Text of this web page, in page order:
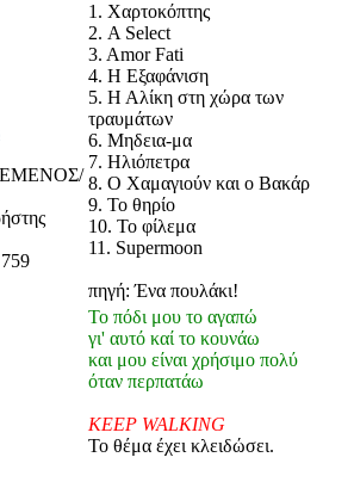
1. Χαρτοκόπτης
2. A Select
3. Amor Fati
4. Η Εξαφάνιση
5. Η Αλίκη στη χώρα των
τραυμάτων
6. Μηδεια-μα
7. Ηλιόπετρα
8. Ο Χαμαγιούν και ο Βακάρ
9. Το θηρίο
10. Το φίλεμα
11. Supermoon
πηγή: Ένα πουλάκι!
Το πόδι μου το αγαπώ
γι' αυτό καί το κουνάω
και μου είναι χρήσιμο πολύ
όταν περπατάω
KEEP WALKING
Το θέμα έχει κλειδώσει.